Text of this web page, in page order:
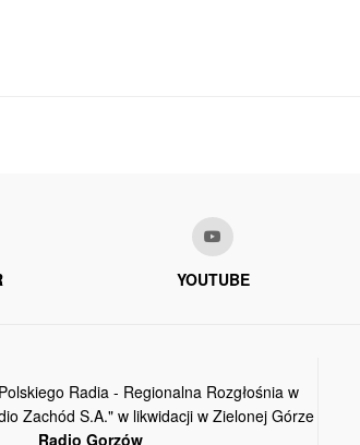
YOUTUBE
Radia - Regionalna Rozgłośnia w
Zachód S.A." w likwidacji w Zielonej Górze
Radio Gorzów